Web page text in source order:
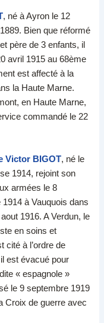
, né à Ayron le 12
Bien que réformé
père de 3 enfants, il
avril 1915 au 68ème
est affecté à la
la Haute Marne.
en Haute Marne,
commandé le 22
Victor BIGOT, né le
1914, rejoint son
armées le 8
à Vauquois dans
1916. A Verdun, le
en soins et
cité à l’ordre de
est évacué pour
« espagnole »
le 9 septembre 1919
Croix de guerre avec